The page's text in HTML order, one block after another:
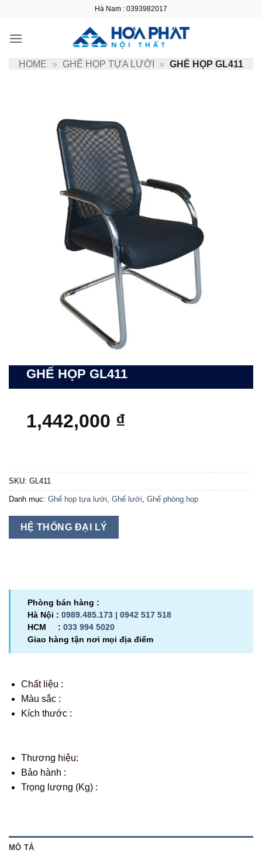
nội
Hà Nam : 0393982017
HOME » GHẾ HỌP TỰA LƯỚI » GHẾ HỌP GL411
GHẾ HỌP GL411
1,442,000 ₫
SKU: GL411
Danh mục: Ghế họp tựa lưới Ghế lưới Ghế phòng họp
HỆ THỐNG ĐẠI LÝ
Phòng bán hàng :
Hà Nội : 0989.485.173 | 0942 517 518
HCM : 033 994 5020
Giao hàng tận nơi mọi địa điểm
Chất liệu :
Màu sắc :
Kích thước :
Thương hiệu:
Bảo hành :
Trọng lượng (Kg) :
MÔ TẢ